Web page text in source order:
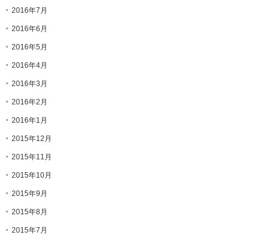
2016年7月
2016年6月
2016年5月
2016年4月
2016年3月
2016年2月
2016年1月
2015年12月
2015年11月
2015年10月
2015年9月
2015年8月
2015年7月